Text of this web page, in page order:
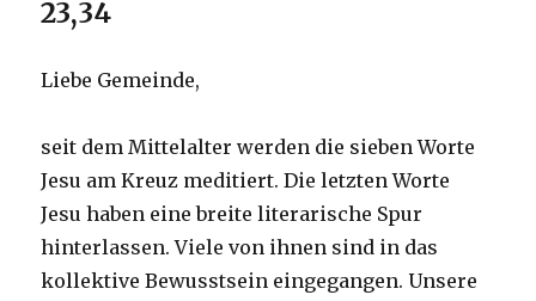
23,34
Liebe Gemeinde,
seit dem Mittelalter werden die sieben Worte
Jesu am Kreuz meditiert. Die letzten Worte
Jesu haben eine breite literarische Spur
hinterlassen. Viele von ihnen sind in das
kollektive Bewusstsein eingegangen. Unsere